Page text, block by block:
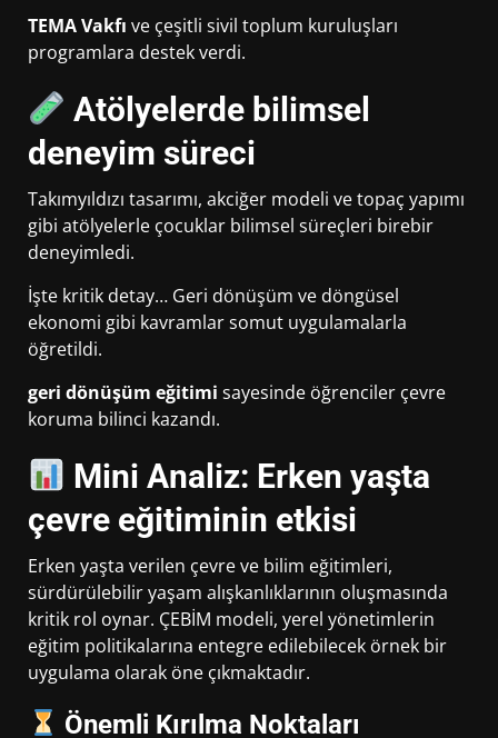
TEMA Vakfı ve çeşitli sivil toplum kuruluşları
programlara destek verdi.
Atölyelerde bilimsel
deneyim süreci
Takımyıldızı tasarımı, akciğer modeli ve topaç yapımı
gibi atölyelerle çocuklar bilimsel süreçleri birebir
deneyimledi.
İşte kritik detay… Geri dönüşüm ve döngüsel
ekonomi gibi kavramlar somut uygulamalarla
öğretildi.
geri dönüşüm eğitimi sayesinde öğrenciler çevre
koruma bilinci kazandı.
Mini Analiz: Erken yaşta
çevre eğitiminin etkisi
Erken yaşta verilen çevre ve bilim eğitimleri,
sürdürülebilir yaşam alışkanlıklarının oluşmasında
kritik rol oynar. ÇEBİM modeli, yerel yönetimlerin
eğitim politikalarına entegre edilebilecek örnek bir
uygulama olarak öne çıkmaktadır.
Önemli Kırılma Noktaları